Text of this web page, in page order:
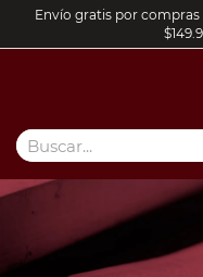
Envío gratis por compras